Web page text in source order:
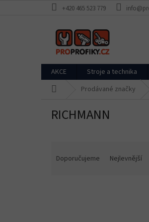
+420 465 523 779
AKCE Stroje a technika
Prodávané značky
RICHMANN
Doporučujeme Nejlevnější